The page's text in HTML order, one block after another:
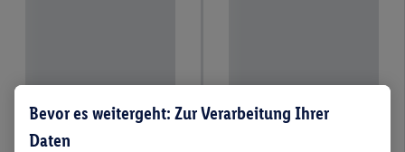
Bevor es weitergeht: Zur Verarbeitung Ihrer
Daten